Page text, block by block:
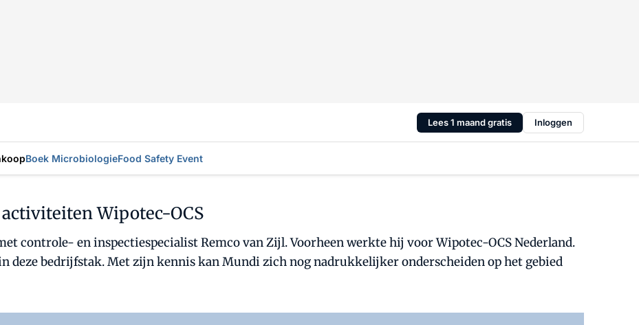
Lees 1 maand gratis Inloggen
Boek MicrobiologieFood Safety Event
Wipotec-OCS
controle- en inspectiespecialist Remco van Zijl. Voorheen werkte hij voor Wipotec-OCS Nederland.
deze bedrijfstak. Met zijn kennis kan Mundi zich nog nadrukkelijker onderscheiden op het gebied